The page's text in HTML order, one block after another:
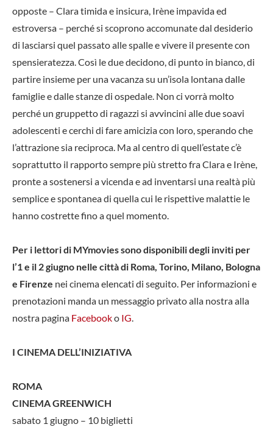
opposte – Clara timida e insicura, Irène impavida ed
estroversa – perché si scoprono accomunate dal desiderio
di lasciarsi quel passato alle spalle e vivere il presente con
spensieratezza. Così le due decidono, di punto in bianco, di
partire insieme per una vacanza su un’isola lontana dalle
famiglie e dalle stanze di ospedale. Non ci vorrà molto
perché un gruppetto di ragazzi si avvincini alle due soavi
adolescenti e cerchi di fare amicizia con loro, sperando che
l’attrazione sia reciproca. Ma al centro di quell’estate c’è
soprattutto il rapporto sempre più stretto fra Clara e Irène,
pronte a sostenersi a vicenda e ad inventarsi una realtà più
semplice e spontanea di quella cui le rispettive malattie le
hanno costrette fino a quel momento.
Per i lettori di MYmovies sono disponibili degli inviti per
l’1 e il 2 giugno nelle città di Roma, Torino, Milano, Bologna
e Firenze nei cinema elencati di seguito. Per informazioni e
prenotazioni manda un messaggio privato alla nostra alla
nostra pagina Facebooko IG
I CINEMA DELL’INIZIATIVA
ROMA
CINEMA GREENWICH
sabato 1 giugno – 10 biglietti